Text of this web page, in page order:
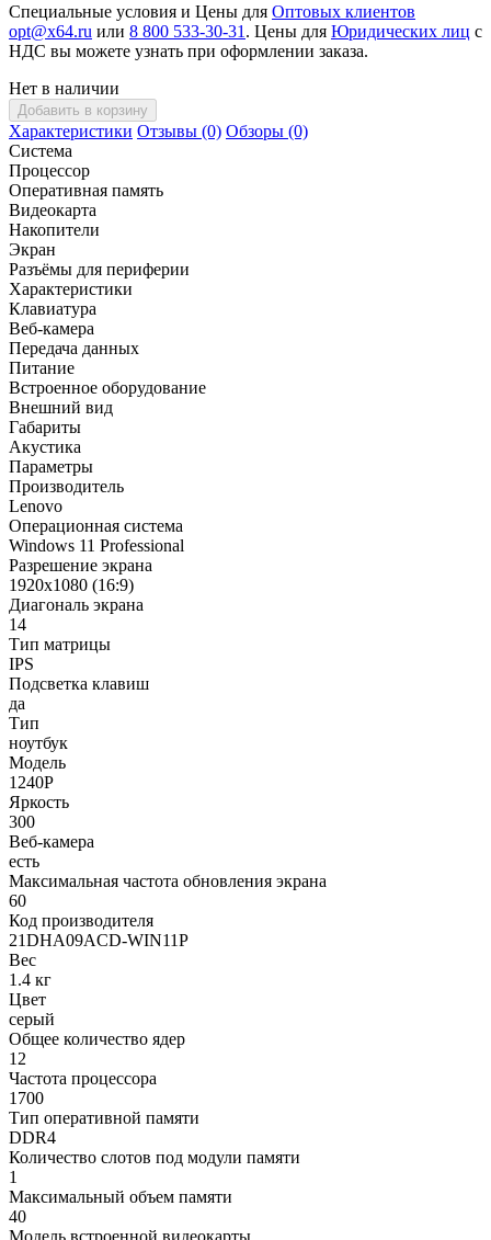
Специальные условия и Цены для Оптовых клиентов
opt@x64.ru или 8 800 533-30-31 . Цены для Юридических лиц с
НДС вы можете узнать при оформлении заказа.
Нет в наличии
Добавить в корзину
Характеристики Отзывы (0) Обзоры (0)
Система
Процессор
Оперативная память
Видеокарта
Накопители
Экран
Разъёмы для периферии
Характеристики
Клавиатура
Веб-камера
Передача данных
Питание
Встроенное оборудование
Внешний вид
Габариты
Акустика
Параметры
Производитель
Lenovo
Операционная система
Windows 11 Professional
Разрешение экрана
1920x1080 (16:9)
Диагональ экрана
14
Тип матрицы
IPS
Подсветка клавиш
да
Тип
ноутбук
Модель
1240P
Яркость
300
Веб-камера
есть
Максимальная частота обновления экрана
60
Код производителя
21DHA09ACD-WIN11P
Вес
1.4 кг
Цвет
серый
Общее количество ядер
12
Частота процессора
1700
Тип оперативной памяти
DDR4
Количество слотов под модули памяти
1
Максимальный объем памяти
40
Модель встроенной видеокарты